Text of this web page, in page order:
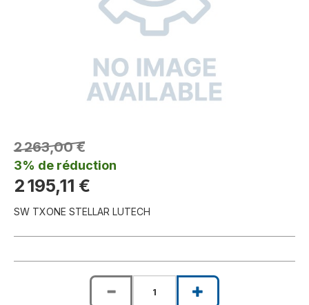
2 263,00 €
3% de réduction
2 195,11 €
SW TXONE STELLAR LUTECH